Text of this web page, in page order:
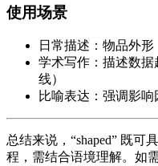
使用场景
日常描述：物品外形
学术写作：描述数据
线）
比喻表达：强调影响
总结来说，“shaped” 既可
程，需结合语境理解。如